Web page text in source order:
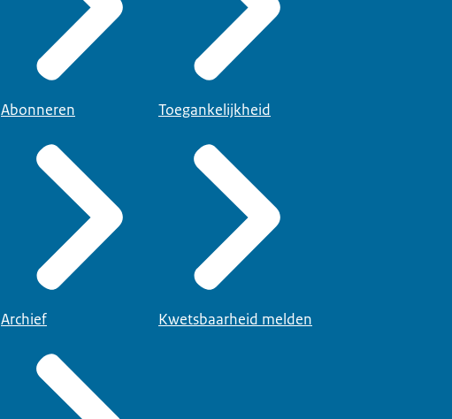
Abonneren
Archief
Toegankelijkheid
Kwetsbaarheid melden